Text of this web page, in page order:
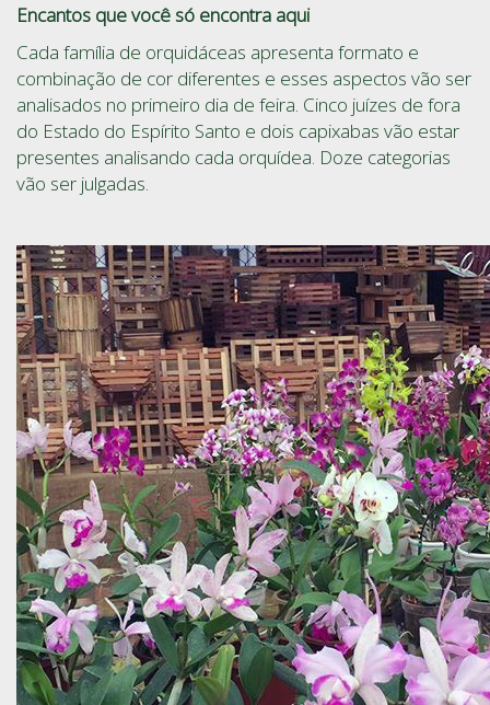
Encantos que você só encontra aqui
Cada família de orquidáceas apresenta formato e
combinação de cor diferentes e esses aspectos vão ser
analisados no primeiro dia de feira. Cinco juízes de fora
do Estado do Espírito Santo e dois capixabas vão estar
presentes analisando cada orquídea. Doze categorias
vão ser julgadas.